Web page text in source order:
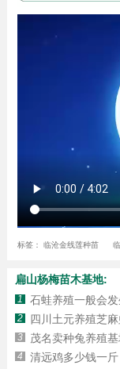
标签： 临沧金线莲种苗
扁山杨梅苗木基地:
1 石蛙养殖一般会
2 四川土元养殖芝
3 茂名卖种兔养殖
4 清远鸡多少钱一